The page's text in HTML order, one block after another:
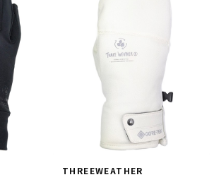
THREEWEATHER